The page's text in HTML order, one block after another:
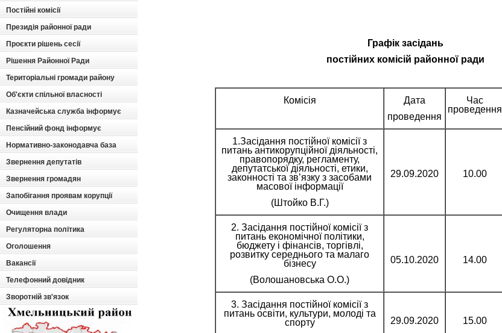
Постійні комісії
Президія районної ради
Проєкти рішень сесії
Рішення Районної Ради
Територіальні громади району
Об'єкти спільної власності
Казначейська служба інформує
Пенсійний фонд інформує
Нормативно-законодавча база
Звернення депутатів
Звернення громадян
Запобігання проявам корупції
Очищення влади
Регуляторна політика
Оголошення
Вакансії
Телефонний довідник
Зворотній зв'язок
Графік засідань
постійних комісій районної ради
Комісія
Дата
проведення
Час
проведення
1.Засідання постійної комісії з
питань антикорупційної діяльності,
правопорядку, регламенту,
депутатської діяльності, етики,
законності та зв’язку з засобами
масової інформації
(Штойко В.Г.)
29.09.2020 10.00
2. Засідання постійної комісії з
питань економічної політики,
бюджету і фінансів, торгівлі,
розвитку середнього та малаго
бізнесу
(Волошановська О.О.)
05.10.2020 14.00
3. Засідання постійної комісії з
питань освіти, культури, молоді та
спорту
29.09.2020 15.00